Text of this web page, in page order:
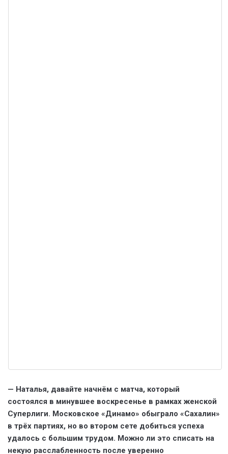
— Наталья, давайте начнём с матча, который
состоялся в минувшее воскресенье в рамках женской
Суперлиги. Московское «Динамо» обыграло «Сахалин»
в трёх партиях, но во втором сете добиться успеха
удалось с большим трудом. Можно ли это списать на
некую расслабленность после уверенно